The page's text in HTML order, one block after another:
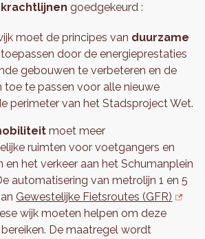
goedgekeurd :
moet de principes van duurzame
toepassen door de energieprestaties
gebouwen te verbeteren en de
toe te passen voor alle nieuwe
perimeter van het Stadsproject Wet.
moet meer
ruimten voor voetgangers en
en het verkeer aan het Schumanplein
automatisering van metrolijn 1 en 5
Gewestelijke Fietsroutes (GFR)
wijk moeten helpen om deze
De maatregel wordt